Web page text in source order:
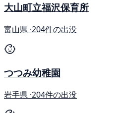
大山町立福沢保育所
富山県 ·204件の出没
つつみ幼稚園
岩手県 ·204件の出没